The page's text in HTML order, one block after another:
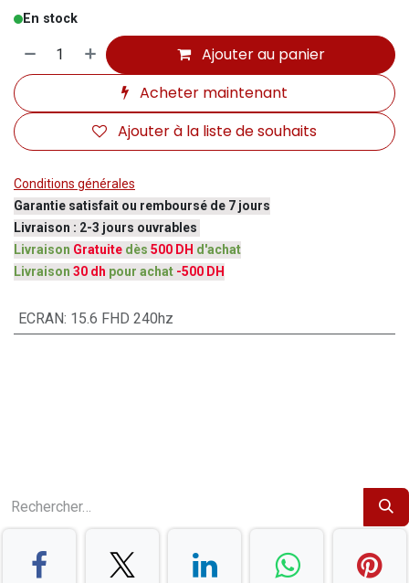
En stock
Ajouter au panier
Acheter maintenant
Ajouter à la liste de souhaits
Conditions générales
Garantie satisfait ou remboursé de 7 jours
Livraison : 2-3 jours ouvrables
Livraison Gratuite dès 500 DH d'achat
Livraison 30 dh pour achat -500 DH
ECRAN: 15.6 FHD 240hz